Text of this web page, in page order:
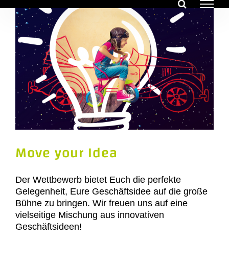
Inhalt
springen
Move your Idea
Der Wettbewerb bietet Euch die perfekte
Gelegenheit, Eure Geschäftsidee auf die große
Bühne zu bringen. Wir freuen uns auf eine
vielseitige Mischung aus innovativen
Geschäftsideen!